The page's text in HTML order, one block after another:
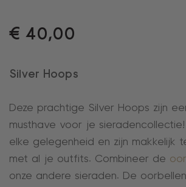
€ 40,00
Silver Hoops
Deze prachtige Silver Hoops zijn
musthave voor je
elke gelegenheid en zijn makkelijk
met al je outfits. Combineer de
onze andere sieraden. De